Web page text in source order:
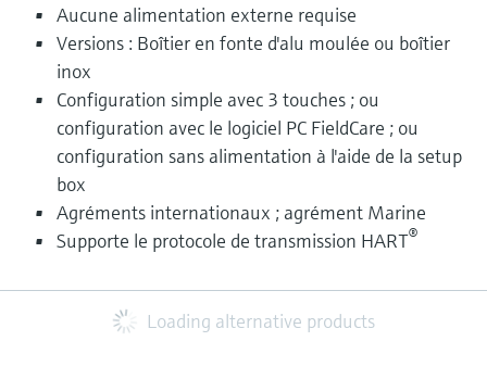
Aucune alimentation externe requise
Versions : Boîtier en fonte d'alu moulée ou boîtier
inox
Configuration simple avec 3 touches ; ou
configuration avec le logiciel PC FieldCare ; ou
configuration sans alimentation à l'aide de la setup
box
Agréments internationaux ; agrément Marine
Supporte le protocole de transmission HART®
Loading alternative products